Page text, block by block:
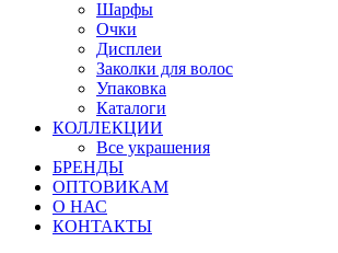
Шарфы
Очки
Дисплеи
Заколки для волос
Упаковка
Каталоги
КОЛЛЕКЦИИ
Все украшения
БРЕНДЫ
ОПТОВИКАМ
О НАС
КОНТАКТЫ